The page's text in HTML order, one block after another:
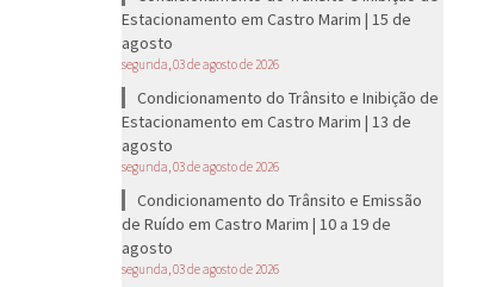
Estacionamento em Castro Marim | 15 de
agosto
segunda, 03 de agosto de 2026
Condicionamento do Trânsito e Inibição de
Estacionamento em Castro Marim | 13 de
agosto
segunda, 03 de agosto de 2026
Condicionamento do Trânsito e Emissão
de Ruído em Castro Marim | 10 a 19 de
agosto
segunda, 03 de agosto de 2026